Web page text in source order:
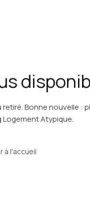
Bonne nouvelle :
Atypique.
à l'accueil